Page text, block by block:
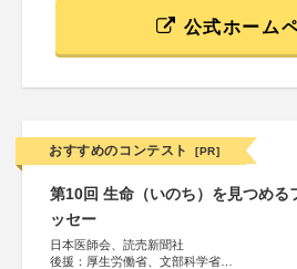
公式ホーム
おすすめのコンテスト [PR]
第10回 生命（いのち）を見つめる
ッセー
日本医師会、読売新聞社
後援：厚生労働省、文部科学省